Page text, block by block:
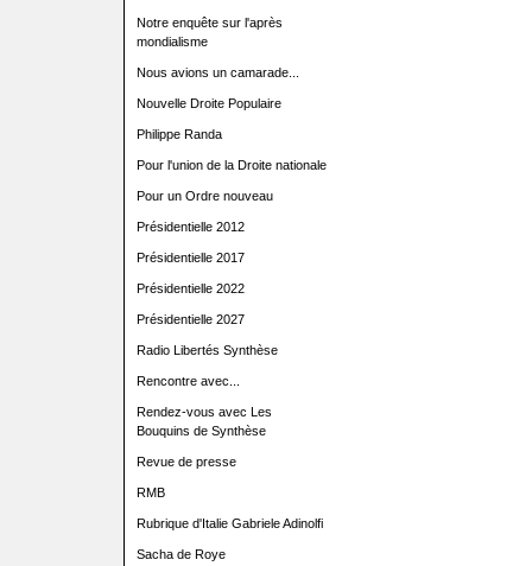
Notre enquête sur l'après
mondialisme
Nous avions un camarade...
Nouvelle Droite Populaire
Philippe Randa
Pour l'union de la Droite nationale
Pour un Ordre nouveau
Présidentielle 2012
Présidentielle 2017
Présidentielle 2022
Présidentielle 2027
Radio Libertés Synthèse
Rencontre avec...
Rendez-vous avec Les
Bouquins de Synthèse
Revue de presse
RMB
Rubrique d'Italie Gabriele Adinolfi
Sacha de Roye